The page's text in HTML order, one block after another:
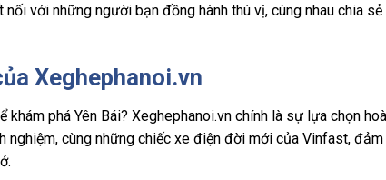
với những người bạn đồng hành thú vị, cùng nhau chia sẻ
Xeghephanoi.vn
phá Yên Bái? Xeghephanoi.vn chính là sự lựa chọn
nghiệm, cùng những chiếc xe điện đời mới của Vinfast,